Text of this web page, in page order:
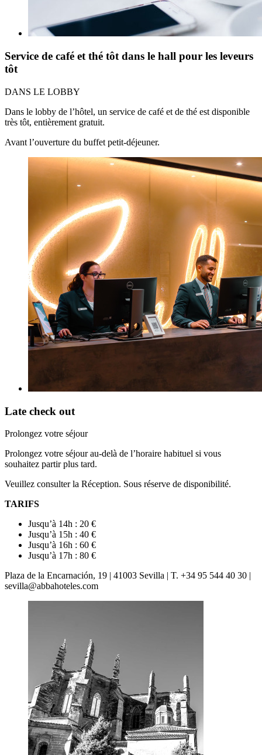
Service de café et thé tôt dans le hall pour les leveurs
tôt
DANS LE LOBBY
Dans le lobby de l’hôtel, un service de café et de thé est disponible
très tôt, entièrement gratuit.
Avant l’ouverture du buffet petit-déjeuner.
Late check out
Prolongez votre séjour
Prolongez votre séjour au-delà de l’horaire habituel si vous
souhaitez partir plus tard.
Veuillez consulter la Réception. Sous réserve de disponibilité.
TARIFS
Jusqu’à 14h : 20 €
Jusqu’à 15h : 40 €
Jusqu’à 16h : 60 €
Jusqu’à 17h : 80 €
Plaza de la Encarnación, 19 | 41003 Sevilla | T. +34 95 544 40 30 |
sevilla@abbahoteles.com